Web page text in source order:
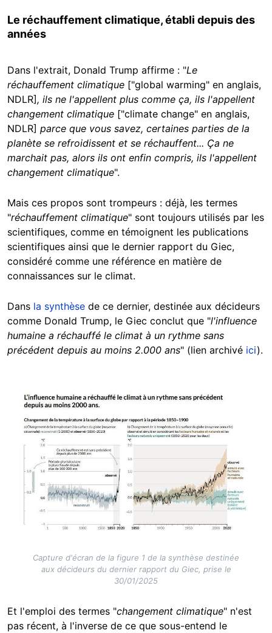
Le réchauffement climatique, établi depuis des
années
Dans l'extrait, Donald Trump affirme : "Le
réchauffement climatique ["global warming" en anglais,
NDLR] , ils ne l'appellent plus comme ça, ils l'appellent
changement climatique ["climate change" en anglais,
NDLR] parce que vous savez, certaines parties de la
planète se refroidissent et se réchauffent... Ça ne
marchait pas, alors ils ont enfin compris, ils l'appellent
changement climatique".
Mais ces propos sont trompeurs : déjà, les termes
"réchauffement climatique" sont toujours utilisés par les
scientifiques, comme en témoignent les publications
scientifiques ainsi que le dernier rapport du Giec,
considéré comme une référence en matière de
connaissances sur le climat.
Dans la synthèse de ce dernier, destinée aux décideurs
comme Donald Trump, le Giec conclut que "l'influence
humaine a réchauffé le climat à un rythme sans
précédent depuis au moins 2.000 ans" (lien archivé ici).
Image
Capture d'écran de la figure 1 de la synthèse destinée
aux décideurs du dernier rapport du Giec, prise le
30/01/2025
Et l'emploi des termes "changement climatique" n'est
pas récent, à l'inverse de ce que sous-entend le